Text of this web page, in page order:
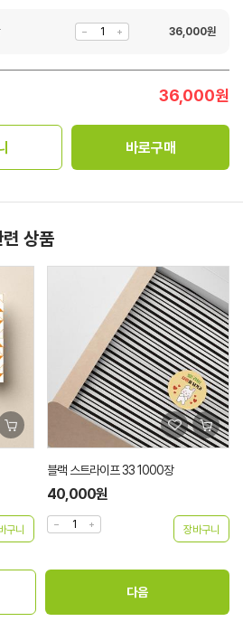
36,000원
36,000원
바로구매
상품
블랙 스트라이프 33 1000장
40,000원